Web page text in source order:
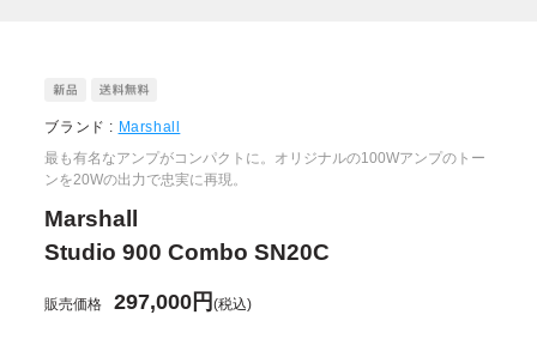
ブランド : Marshall
最も有名なアンプがコンパクトに。オリジナルの100Wアンプのトー
ンを20Wの出力で忠実に再現。
Marshall
Studio 900 Combo SN20C
販売価格 297,000円(税込)